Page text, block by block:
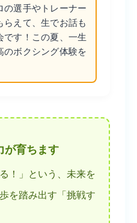
選手やトレーナー
えて、生でお話も
す！この夏、一生
ボクシング体験を
が育ちます
！」という、未来を
を踏み出す「挑戦す